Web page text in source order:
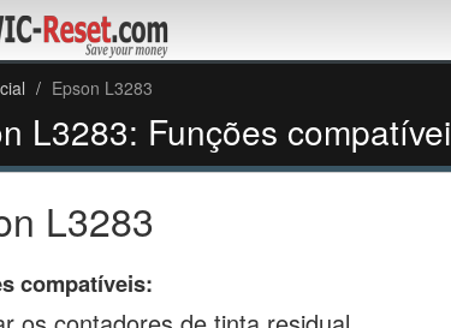
Epson L3283
L3283: Funções
L3283
compatíveis: